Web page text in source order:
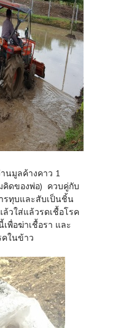
นมูลค้างคาว 1
คิดของพ่อ) ควบคู่กับ
รทุบและสับเป็นชิ้น
วใส่แล้วรดเชื้อโรค
พื่อฆ่าเชื้อรา และ
คในข้าว